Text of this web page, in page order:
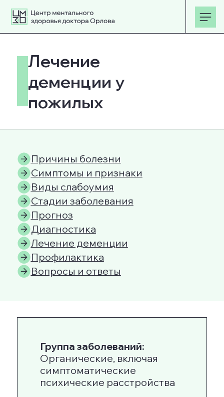
деменции у
пожилых
Прогноз
Диагностика
Лечение деменции
Профилактика
Вопросы и ответы
Группа заболеваний:
Органические, включая
симптоматические
психические расстройства
затрагивает людей senior
возраста, начиная с 65 лет.
Ключевые симптомы:
Проблемы с логикой и
пониманием причинно-